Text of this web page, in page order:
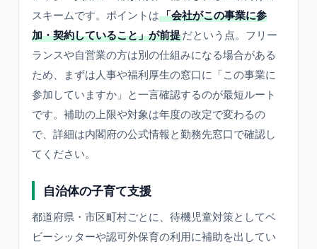
スキームです。ポイントは「会社がこの事業に参
加・契約していること」が前提だという点。フリー
ランスや自営業の方は別の仕組みになる場合がある
ため、まずは人事や福利厚生の窓口に「この事業に
参加していますか」と一言確認するのが最短ルート
です。補助の上限や対象は年度の改定で変わるの
で、詳細は内閣府の公式情報と勤務先窓口で確認し
てください。
自治体の子育て支援
都道府県・市区町村ごとに、待機児童対策としてベ
ビーシッターや認可外保育の利用に補助を出してい